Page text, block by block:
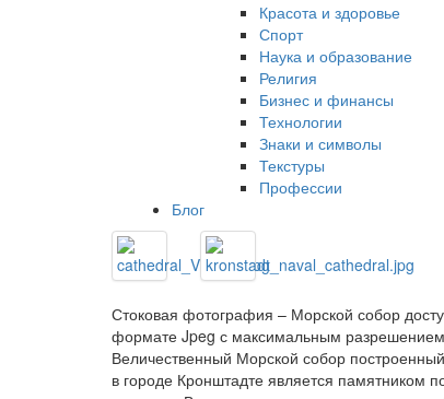
Красота и здоровье
Спорт
Наука и образование
Религия
Бизнес и финансы
Технологии
Знаки и символы
Текстуры
Профессии
Блог
Стоковая фотография – Морской собор
формате Jpeg с максимальным
Величественный Морской собор
в городе Кронштадте является памятником